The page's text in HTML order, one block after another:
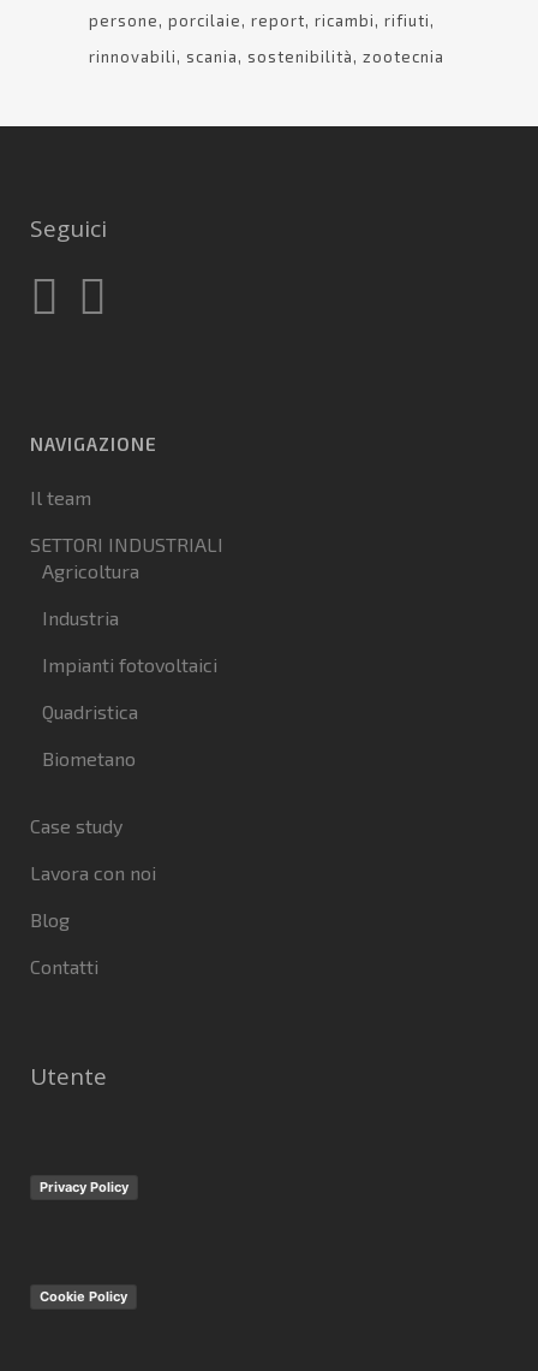
persone
porcilaie report ricambi
rifiuti
rinnovabili
scania sostenibilità zootecnia
Seguici
NAVIGAZIONE
Il team
SETTORI INDUSTRIALI
Agricoltura
Industria
Impianti fotovoltaici
Quadristica
Biometano
Case study
Lavora con noi
Blog
Contatti
Utente
Privacy Policy
Cookie Policy